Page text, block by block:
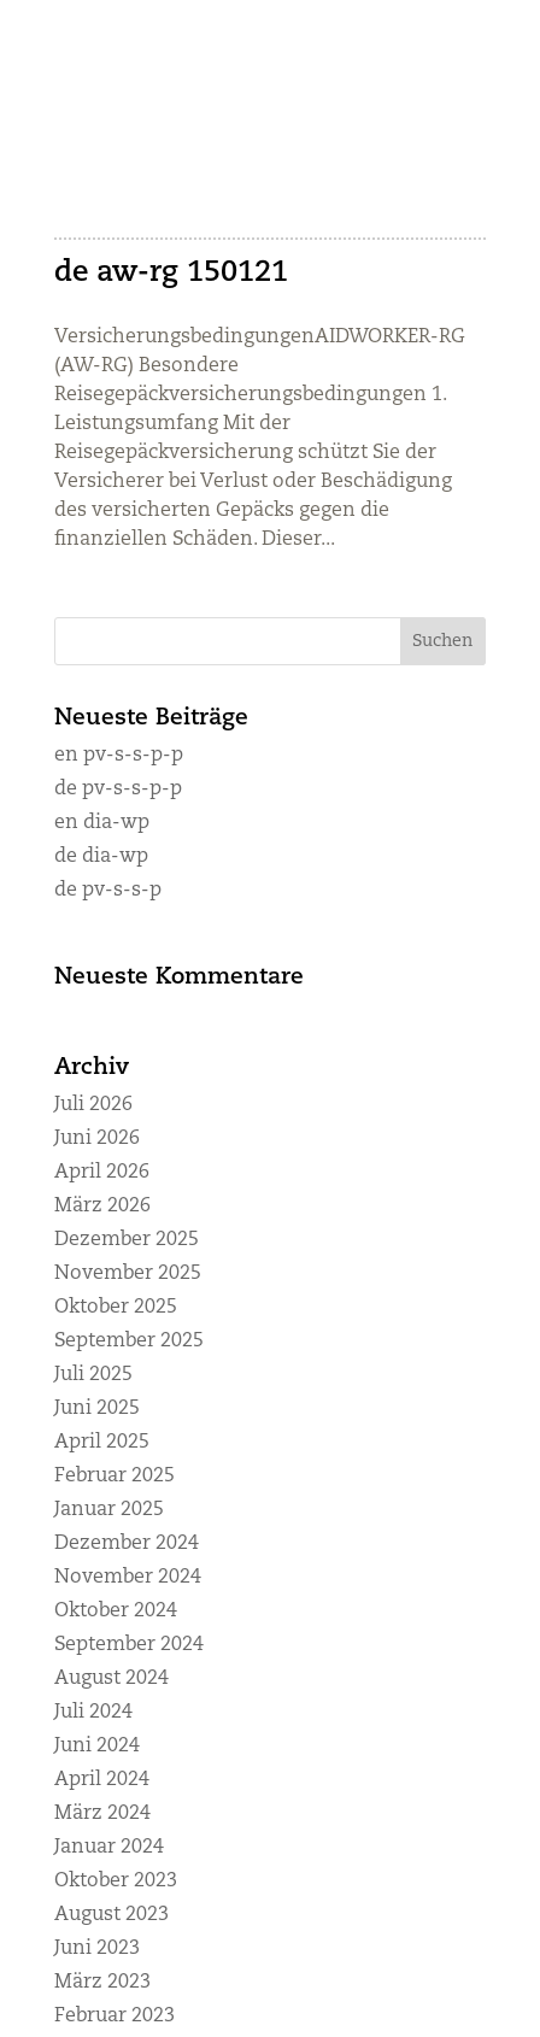
de aw-rg 150121
VersicherungsbedingungenAIDWORKER-RG
(AW-RG) Besondere
Reisegepäckversicherungsbedingungen 1.
Leistungsumfang Mit der
Reisegepäckversicherung schützt Sie der
Versicherer bei Verlust oder Beschädigung
des versicherten Gepäcks gegen die
finanziellen Schäden. Dieser...
Neueste Beiträge
en pv-s-s-p-p
de pv-s-s-p-p
en dia-wp
de dia-wp
de pv-s-s-p
Neueste Kommentare
Archiv
Juli 2026
Juni 2026
April 2026
März 2026
Dezember 2025
November 2025
Oktober 2025
September 2025
Juli 2025
Juni 2025
April 2025
Februar 2025
Januar 2025
Dezember 2024
November 2024
Oktober 2024
September 2024
August 2024
Juli 2024
Juni 2024
April 2024
März 2024
Januar 2024
Oktober 2023
August 2023
Juni 2023
März 2023
Februar 2023